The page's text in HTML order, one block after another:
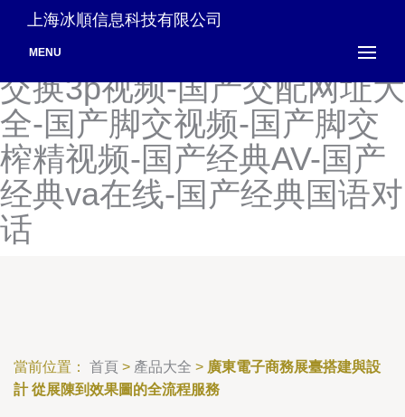
国产家庭乱伦爽-国产家庭乱
轮-国产家庭自拍不卡-国产
交换3p视频-国产交配网址大
全-国产脚交视频-国产脚交
榨精视频-国产经典AV-国产
经典va在线-国产经典国语对
话
上海冰順信息科技有限公司
MENU
當前位置： 首頁 > 產品大全 > 廣東電子商務展臺搭建與設
計 從展陳到效果圖的全流程服務